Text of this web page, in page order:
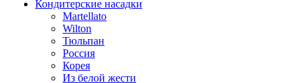
Кондитерские насадки
Martellato
Wilton
Тюльпан
Россия
Корея
Из белой жести